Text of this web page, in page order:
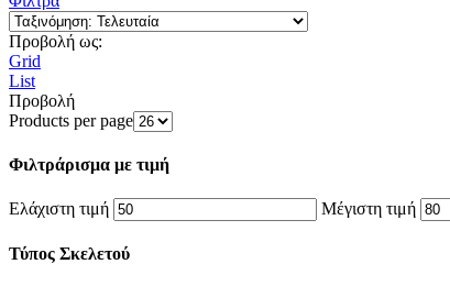
Προβολή ως:
Grid
List
Προβολή
Products per page
Φιλτράρισμα με τιμή
Ελάχιστη τιμή Μέγιστη τιμή
Τύπος Σκελετού